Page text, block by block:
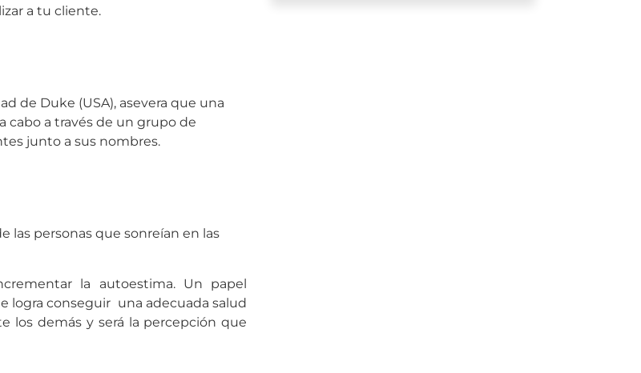
a tu cliente.
de Duke (USA), asevera que una
cabo a través de un grupo de
junto a sus nombres.
las personas que sonreían en las
la autoestima. Un papel
logra conseguir una adecuada salud
los demás y será la percepción que